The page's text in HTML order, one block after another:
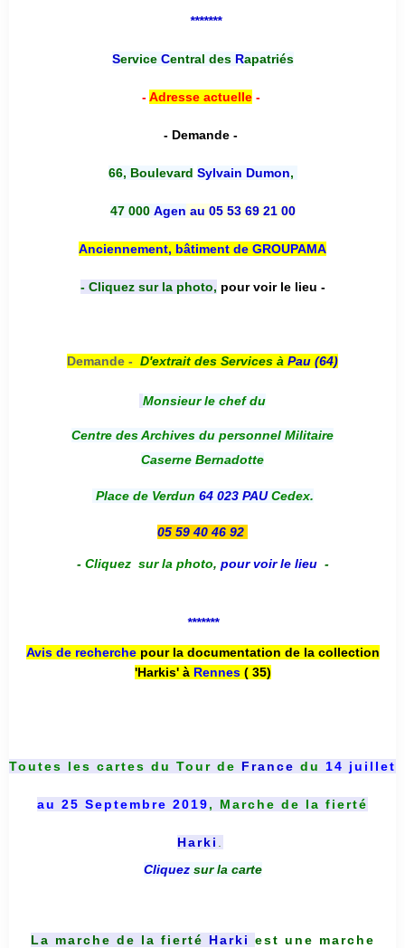
*******
Service Central desRapatriés
-Adresse actuelle-
- Demande -
66, Boulevard Sylvain Dumon,
47 000 Agen au 05 53 69 21 00
Anciennement, bâtiment de GROUPAMA
- Cliquez sur la photo, pour voir le lieu -
Demande - D'extrait des Services à Pau (64)
Monsieur le chef du
Centre des Archives du personnel Militaire
Caserne Bernadotte
Place de Verdun 64 023 PAUCedex.
05 59 40 46 92
- Cliquez sur la photo, pour voir le lieu -
*******
Avis de recherche pour la documentation de la collection
'Harkis' à Rennes( 35)
Toutes les cartes du Tour de France du 14 juillet
au 25 Septembre 2019, Marche de la fierté
Harki .
Cliquez sur la carte
La marche de la fierté Harki est une marche